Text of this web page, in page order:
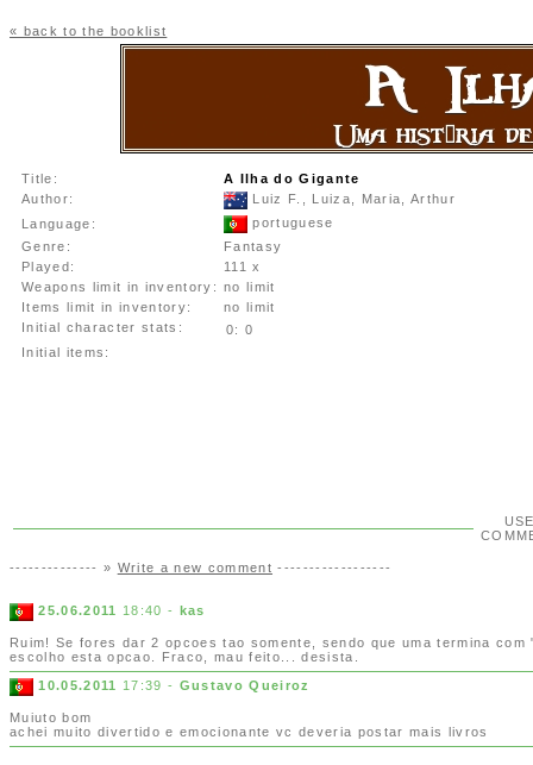
« back to the booklist
Title:
A Ilha do Gigante
Author:
Luiz F., Luiza, Maria, Arthur
Language:
portuguese
Genre:
Fantasy
Played:
111 x
Weapons limit in inventory: no limit
Items limit in inventory:
no limit
Initial character stats:
0: 0
Initial items:
-------------- » Write a new comment ------------------
25.06.2011 18:40 - kas
Ruim! Se fores dar 2 opcoes tao somente, sendo que uma termina
escolho esta opcao. Fraco, mau feito... desista.
10.05.2011 17:39 - Gustavo Queiroz
Muiuto bom
achei muito divertido e emocionante vc deveria postar mais livros